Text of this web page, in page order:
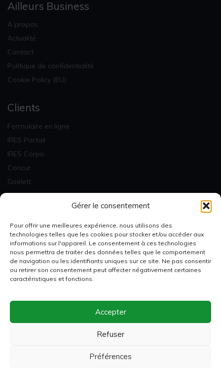
Gérer le consentement
Pour offrir une meilleures expérience, nous utilisons des
technologies telles que les cookies pour stocker et/ou accéder aux
informations sur l'appareil. Le consentement à ces technologies
nous permettra de traiter des données telles que le comportement
de navigation ou les identifiants uniques sur ce site. Ne pas consentir
ou retirer son consentement peut affecter négativement certaines
caractéristiques et fonctions.
Accepter
Refuser
Préférences
Ailleurs Business
A propos
Actualité
Contact
Politique de confidentialité
Cookie Policy (EU)
Clients
Formulaire en ligne
IRES Portail
IRES Corpo
Concur
Goelett
Factures & Statistiques
Newsletter
Je m'inscris
Membre de